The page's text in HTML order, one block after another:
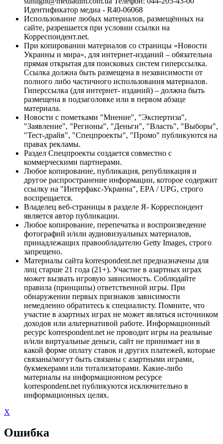
Идентификатор медиа - R40-06068
Использование любых материалов, размещённых на
сайте, разрешается при условии ссылки на
Корреспондент.net.
При копировании материалов со страницы «Новости
Украины и мира», для интернет-изданий – обязательна
прямая открытая для поисковых систем гиперссылка.
Ссылка должна быть размещена в независимости от
полного либо частичного использования материалов.
Гиперссылка (для интернет- изданий) – должна быть
размещена в подзаголовке или в первом абзаце
материала.
Новости с пометками "Мнение", "Экспертиза",
"Заявление", "Регионы", "Деньги", "Власть", "Выборы",
"Тест-драйв", "Спецпроекты", "Промо" публикуются на
правах рекламы.
Раздел Спецпроекты создается совместно с
коммерческими партнерами.
Любое копирование, публикация, републикация и
другое распространение информации, которое содержит
ссылку на "Интерфакс-Украина", EPA / UPG, строго
воспрещается.
Владелец веб-страницы в разделе Я- Корреспондент
является автор публикации.
Любое копирование, перепечатка и воспроизведение
фотографий и/или аудиовизуальных материалов,
принадлежащих правообладателю Getty Images, строго
запрещено.
Материалы сайта korrespondent.net предназначены для
лиц старше 21 года (21+). Участие в азартных играх
может вызвать игровую зависимость. Соблюдайте
правила (принципы) ответственной игры. При
обнаружении первых признаков зависимости
немедленно обратитесь к специалисту. Помните, что
участие в азартных играх не может являться источником
доходов или альтернативой работе. Информационный
ресурс korrespondent.net не проводит игры на реальные
и/или виртуальные деньги, сайт не принимает ни в
какой форме оплату ставок и других платежей, которые
связаны/могут быть связаны с азартными играми,
букмекерами или тотализаторами. Какие-либо
материалы на информационном ресурсе
korrespondent.net публикуются исключительно в
информационных целях.
X
Ошибка